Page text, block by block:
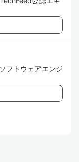
フトウェアエンジ